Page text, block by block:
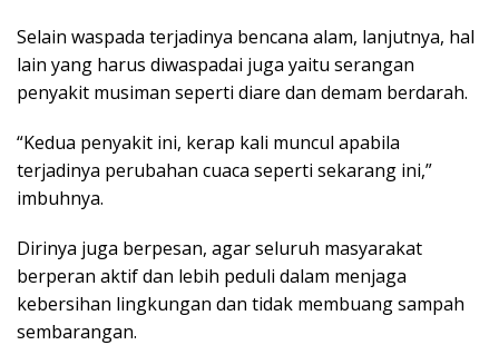
Selain waspada terjadinya bencana alam, lanjutnya, hal
lain yang harus diwaspadai juga yaitu serangan
penyakit musiman seperti diare dan demam berdarah.
“Kedua penyakit ini, kerap kali muncul apabila
terjadinya perubahan cuaca seperti sekarang ini,”
imbuhnya.
Dirinya juga berpesan, agar seluruh masyarakat
berperan aktif dan lebih peduli dalam menjaga
kebersihan lingkungan dan tidak membuang sampah
sembarangan.